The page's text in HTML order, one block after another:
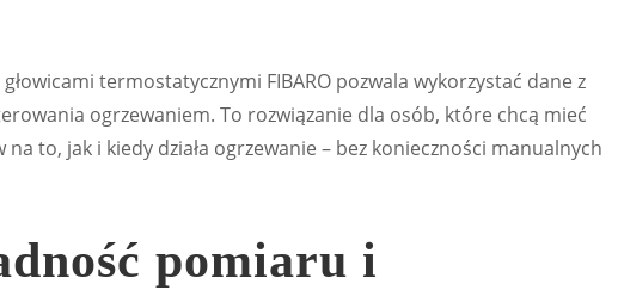
głowicami termostatycznymi FIBARO pozwala wykorzystać dane z
ogrzewaniem. To rozwiązanie dla osób, które chcą mieć
na to, jak i kiedy działa ogrzewanie – bez konieczności manualnych
pomiaru i